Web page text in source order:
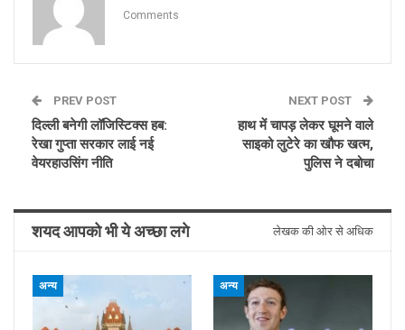
Comments
PREV POST
दिल्ली बनेगी लॉजिस्टिक्स हब:
रेखा गुप्ता सरकार लाई नई
वेयरहाउसिंग नीति
NEXT POST
हाथ में चापड़ लेकर घूमने वाले
साइको लुटेरे का खौफ खत्म,
पुलिस ने दबोचा
शयद आपको भी ये अच्छा लगे लेखक की ओर से अधिक
अन्य अन्य